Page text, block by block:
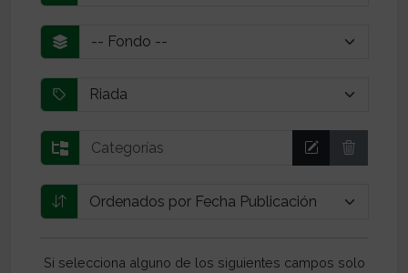
Si selecciona alguno de los siguientes campos solo